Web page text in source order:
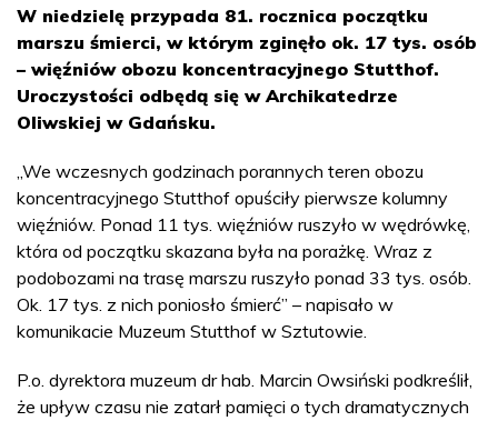
W niedzielę przypada 81. rocznica początku
marszu śmierci, w którym zginęło ok. 17 tys. osób
– więźniów obozu koncentracyjnego Stutthof.
Uroczystości odbędą się w Archikatedrze
Oliwskiej w Gdańsku.
„We wczesnych godzinach porannych teren obozu
koncentracyjnego Stutthof opuściły pierwsze kolumny
więźniów. Ponad 11 tys. więźniów ruszyło w wędrówkę,
która od początku skazana była na porażkę. Wraz z
podobozami na trasę marszu ruszyło ponad 33 tys. osób.
Ok. 17 tys. z nich poniosło śmierć” – napisało w
komunikacie Muzeum Stutthof w Sztutowie.
P.o. dyrektora muzeum dr hab. Marcin Owsiński podkreślił,
że upływ czasu nie zatarł pamięci o tych dramatycznych